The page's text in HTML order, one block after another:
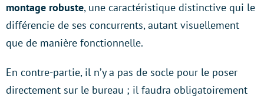
montage robuste, une caractéristique distinctive qui le
différencie de ses concurrents, autant visuellement
que de manière fonctionnelle.
En contre-partie, il n’y a pas de socle pour le poser
directement sur le bureau ; il faudra obligatoirement